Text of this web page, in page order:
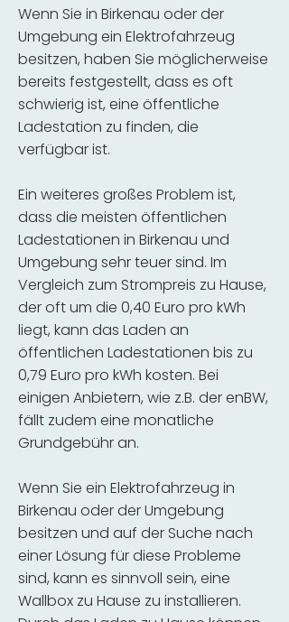
Wenn Sie in Birkenau oder der
Umgebung ein Elektrofahrzeug
besitzen, haben Sie möglicherweise
bereits festgestellt, dass es oft
schwierig ist, eine öffentliche
Ladestation zu finden, die
verfügbar ist.
Ein weiteres großes Problem ist,
dass die meisten öffentlichen
Ladestationen in Birkenau und
Umgebung sehr teuer sind. Im
Vergleich zum Strompreis zu Hause,
der oft um die 0,40 Euro pro kWh
liegt, kann das Laden an
öffentlichen Ladestationen bis zu
0,79 Euro pro kWh kosten. Bei
einigen Anbietern, wie z.B. der enBW,
fällt zudem eine monatliche
Grundgebühr an.
Wenn Sie ein Elektrofahrzeug in
Birkenau oder der Umgebung
besitzen und auf der Suche nach
einer Lösung für diese Probleme
sind, kann es sinnvoll sein, eine
Wallbox zu Hause zu installieren.